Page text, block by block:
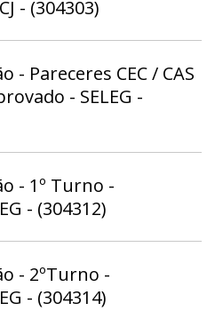
- (304303)
- Pareceres CEC / CAS
- SELEG -
- 1º Turno -
- (304312)
- 2ºTurno -
- (304314)